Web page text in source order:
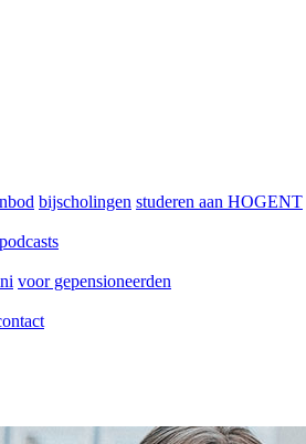
bijscholingen studeren aan HOGENT
podcasts
voor gepensioneerden